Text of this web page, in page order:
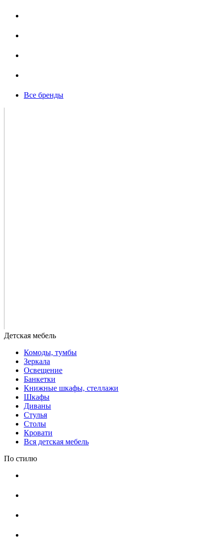
Комоды, тумбы
Зеркала
Освещение
Банкетки
Книжные шкафы, стеллажи
Шкафы
Диваны
Стулья
Столы
Кровати